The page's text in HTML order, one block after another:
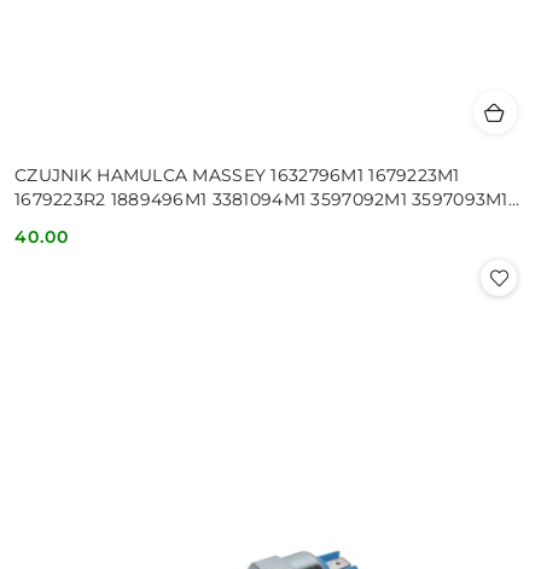
CZUJNIK HAMULCA MASSEY 1632796M1 1679223M1
1679223R2 1889496M1 3381094M1 3597092M1 3597093M1
Cena:
40.00